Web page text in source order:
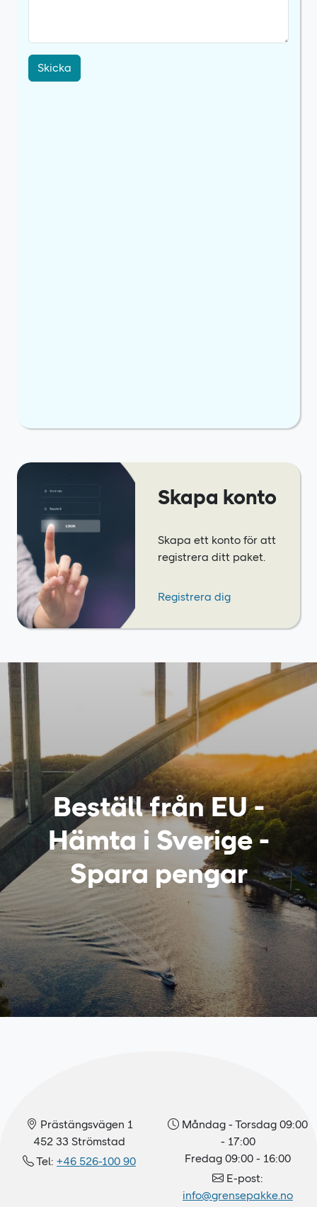
Skicka
Skapa konto
Skapa ett konto för att
registrera ditt paket.
Registrera dig
Beställ från EU -
Hämta i Sverige -
Spara pengar
Prästängsvägen 1
452 33 Strömstad
Tel: +46 526-100 90
Måndag - Torsdag 09:00
- 17:00
Fredag 09:00 - 16:00
E-post:
info@grensepakke.no